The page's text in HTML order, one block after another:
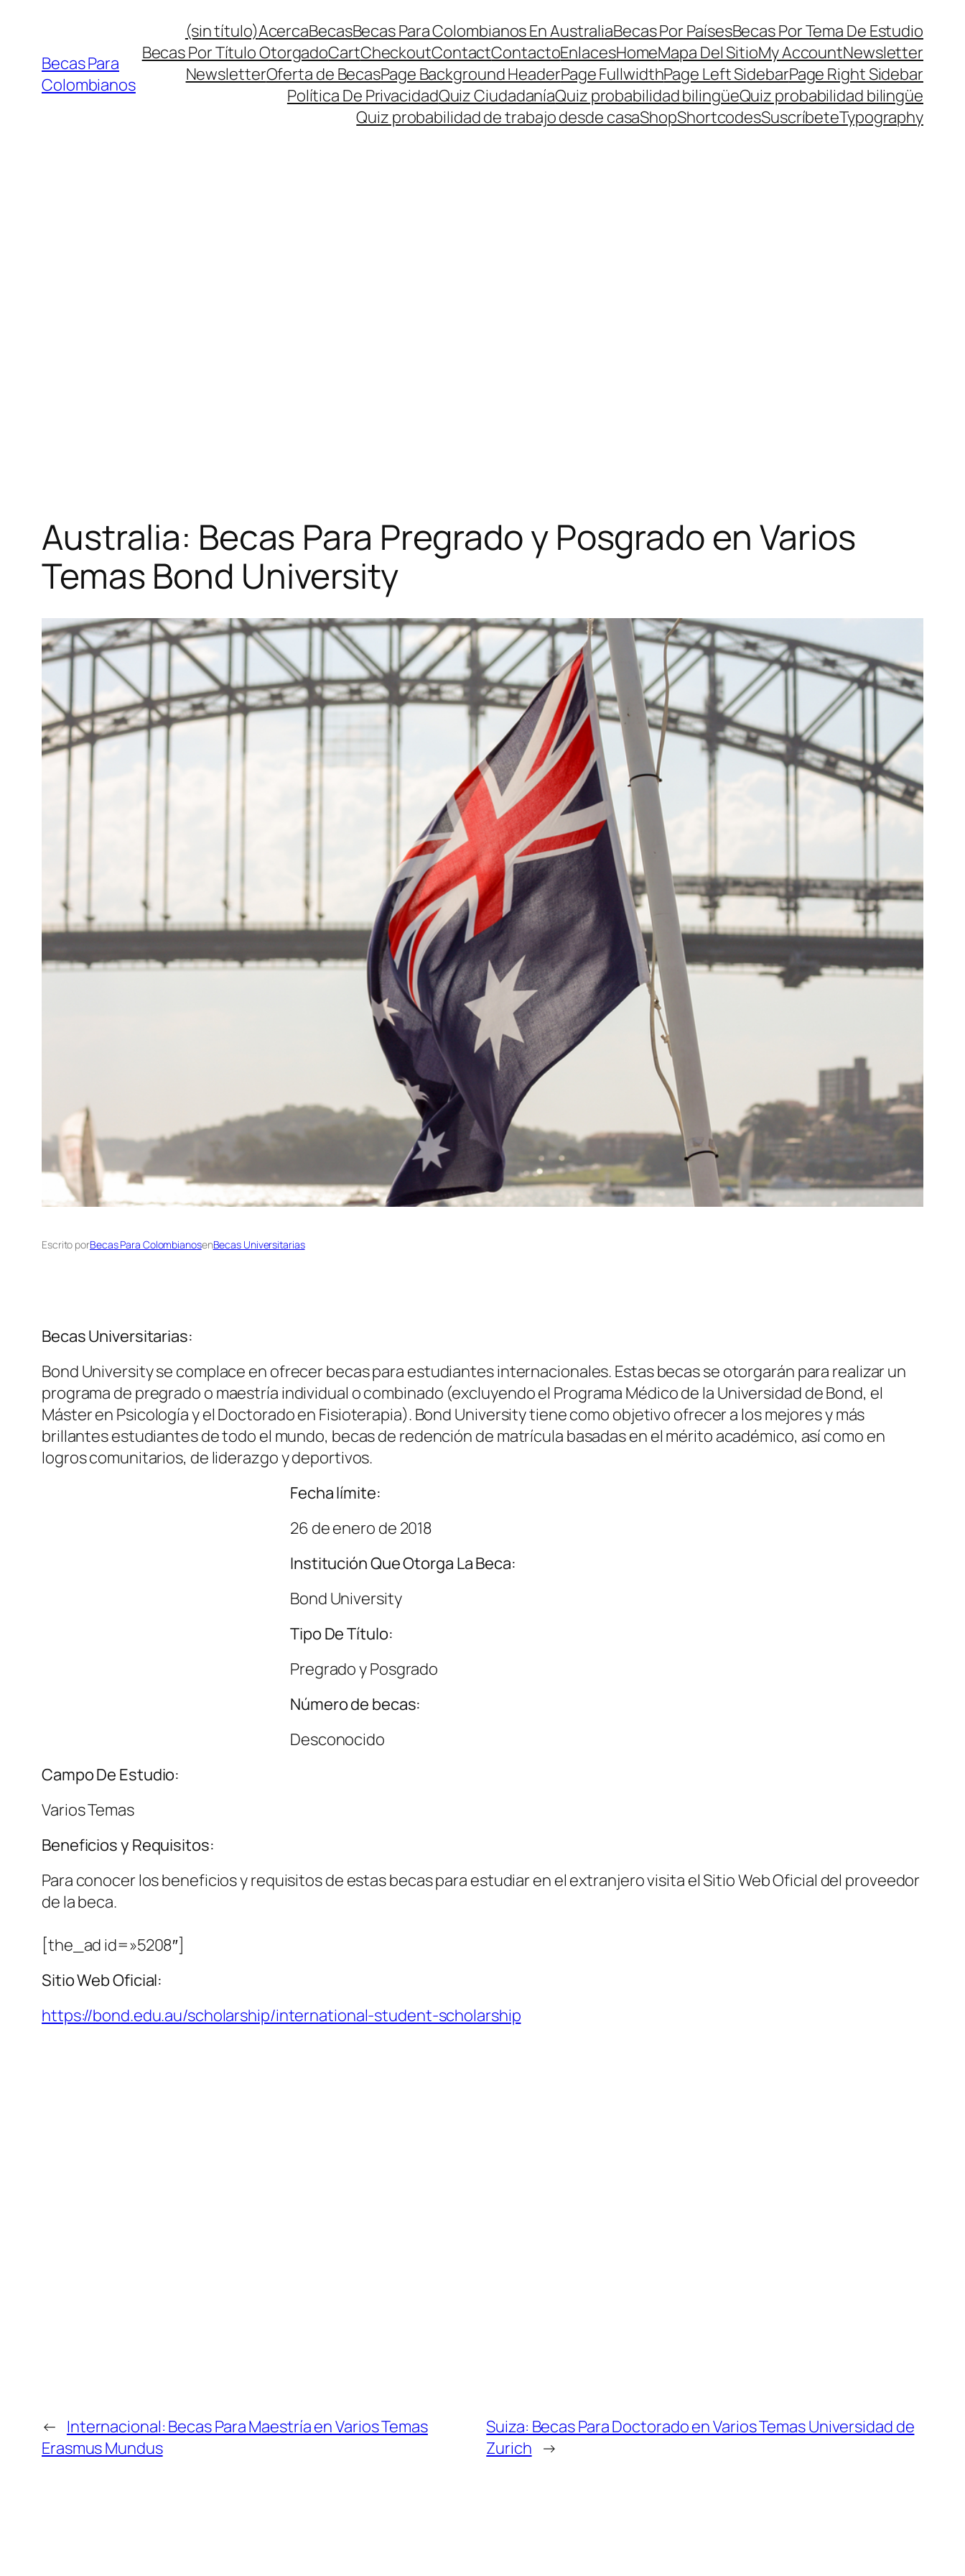
contenido
Becas Para
Colombianos
(sin título)AcercaBecasBecas Para Colombianos En AustraliaBecas Por PaísesBecas Por Tema De Estudio
Becas Por Título OtorgadoCartCheckoutContactContactoEnlacesHomeMapa Del SitioMy AccountNewsletter
NewsletterOferta de BecasPage Background HeaderPage FullwidthPage Left SidebarPage Right Sidebar
Política De PrivacidadQuiz CiudadaníaQuiz probabilidad bilingüeQuiz probabilidad bilingüe
Quiz probabilidad de trabajo desde casaShopShortcodesSuscríbeteTypography
Australia: Becas Para Pregrado y Posgrado en Varios
Temas Bond University
Escrito porBecas Para ColombianosenBecas Universitarias
Becas Universitarias:
Bond University se complace en ofrecer becas para estudiantes internacionales. Estas becas se otorgarán para realizar un
programa de pregrado o maestría individual o combinado (excluyendo el Programa Médico de la Universidad de Bond, el
Máster en Psicología y el Doctorado en Fisioterapia). Bond University tiene como objetivo ofrecer a los mejores y más
brillantes estudiantes de todo el mundo, becas de redención de matrícula basadas en el mérito académico, así como en
logros comunitarios, de liderazgo y deportivos.
Fecha límite:
26 de enero de 2018
Institución Que Otorga La Beca:
Bond University
Tipo De Título:
Pregrado y Posgrado
Número de becas:
Desconocido
Campo De Estudio:
Varios Temas
Beneficios y Requisitos:
Para conocer los beneficios y requisitos de estas becas para estudiar en el extranjero visita el Sitio Web Oficial del proveedor
de la beca.
[the_ad id=»5208″]
Sitio Web Oficial:
https://bond.edu.au/scholarship/international-student-scholarship
← Internacional: Becas Para Maestría en Varios Temas
Erasmus Mundus
Suiza: Becas Para Doctorado en Varios Temas Universidad de
Zurich →